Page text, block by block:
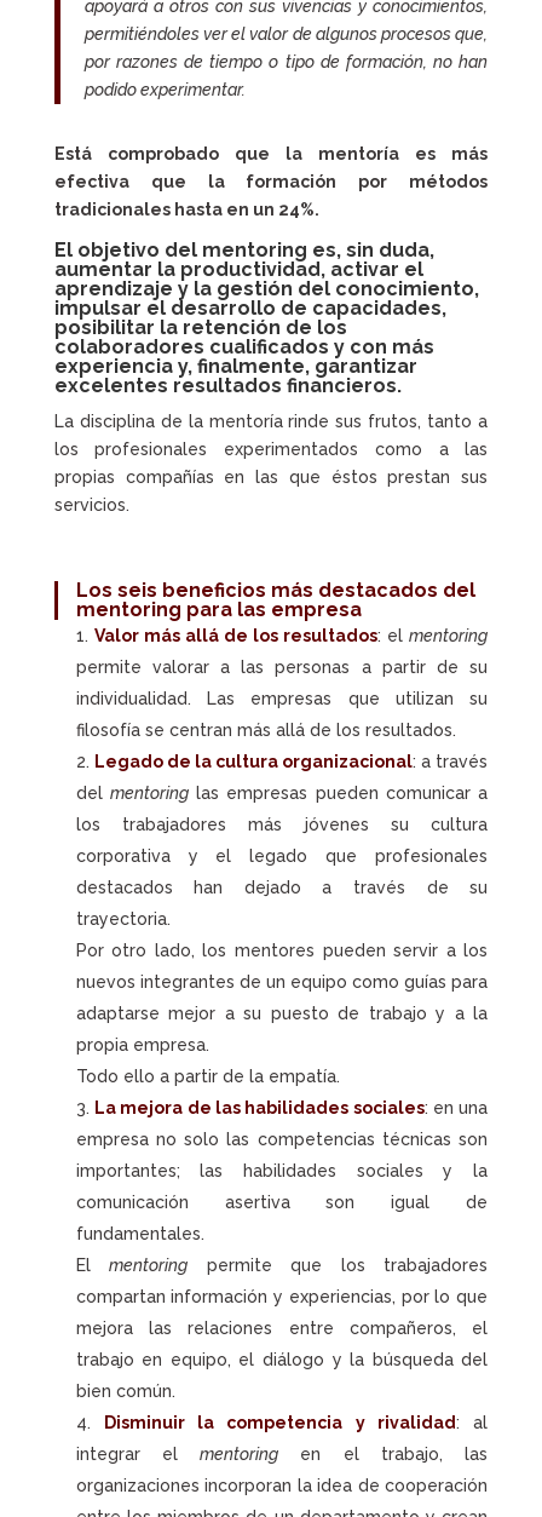
apoyará a otros con sus vivencias y conocimientos,
permitiéndoles ver el valor de algunos procesos que,
por razones de tiempo o tipo de formación, no han
podido experimentar.
Está comprobado que la mentoría es más
efectiva que la formación por métodos
tradicionales hasta en un 24%.
El objetivo del mentoring es, sin duda,
aumentar la productividad, activar el
aprendizaje y la gestión del conocimiento,
impulsar el desarrollo de capacidades,
posibilitar la retención de los
colaboradores cualificados y con más
experiencia y, finalmente, garantizar
excelentes resultados financieros.
La disciplina de la mentoría rinde sus frutos, tanto a
los profesionales experimentados como a las
propias compañías en las que éstos prestan sus
servicios.
Los seis beneficios más destacados del
mentoring para las empresa
Valor más allá de los resultados: elmentoring
permite valorar a las personas a partir de su
individualidad. Las empresas que utilizan su
filosofía se centran más allá de los resultados.
Legado de la cultura organizacional: a través
del mentoringlas empresas pueden comunicar a
los trabajadores más jóvenes su cultura
corporativa y el legado que profesionales
destacados han dejado a través de su
trayectoria.
Por otro lado, los mentores pueden servir a los
nuevos integrantes de un equipo como guías para
adaptarse mejor a su puesto de trabajo y a la
propia empresa.
Todo ello a partir de la empatía.
La mejora de las habilidades sociales: en una
empresa no solo las competencias técnicas son
importantes; las habilidades sociales y la
comunicación asertiva son igual de
fundamentales.
Elmentoring permite que los trabajadores
compartan información y experiencias, por lo que
mejora las relaciones entre compañeros, el
trabajo en equipo, el diálogo y la búsqueda del
bien común.
Disminuir la competencia y rivalidad: al
integrar elmentoring en el trabajo, las
organizaciones incorporan la idea de cooperación